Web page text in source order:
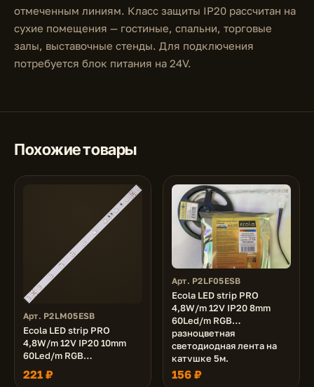
отмеченным линиям. Класс защиты IP20 рассчитан на
сухие помещения — гостиные, спальни, торговые
залы, выставочные стенды. Для подключения
потребуется блок питания на 24V.
Похожие товары
Арт. P2LM05ESB
Ecola LED strip PRO
4,8W/m 12V IP20 10mm
60Led/m RGB
разноцветная
светодиодная лента на
221 ₽
Арт. P2LF05ESB
Ecola LED strip PRO
4,8W/m 12V IP20 8mm
60Led/m RGB
разноцветная
светодиодная лента на
катушке 5м.
156 ₽